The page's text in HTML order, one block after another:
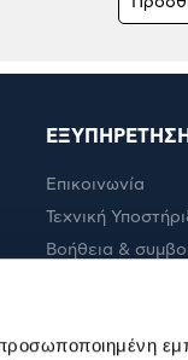
Επικοινωνία
Τεχνική
Βοήθεια &
Όροι εμπορικών